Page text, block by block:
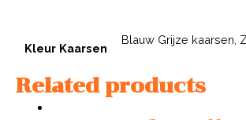
Kleur Kaarsen
Blauw Grijze kaarsen,
Related products